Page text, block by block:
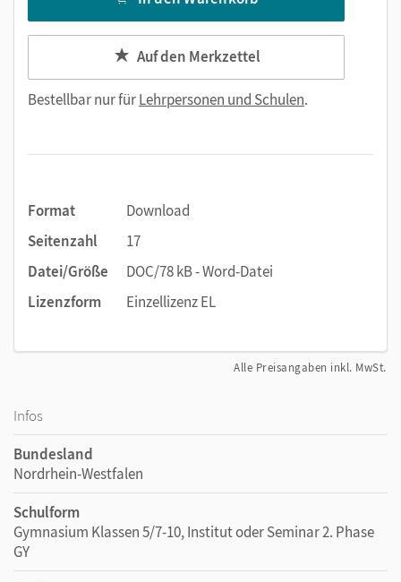
Auf den Merkzettel
Bestellbar nur fürLehrpersonen und Schulen.
Format
Download
Seitenzahl
17
Datei/Größe
DOC/78 kB - Word-Datei
Lizenzform
Einzellizenz EL
Alle Preisangaben inkl. MwSt.
Infos
Bundesland
Nordrhein-Westfalen
Schulform
Gymnasium Klassen 5/7-10, Institut oder Seminar 2. Phase
GY